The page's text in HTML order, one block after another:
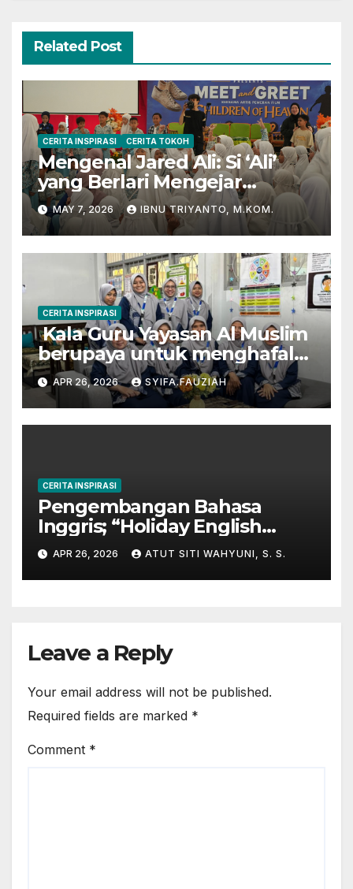
Related Post
CERITA INSPIRASI CERITA TOKOH
Mengenal Jared Ali: Si ‘Ali’
yang Berlari Mengejar
Prestasi di Dunia Film dan
Akademik
MAY 7, 2026 IBNU TRIYANTO, M.KOM.
CERITA INSPIRASI
Kala Guru Yayasan Al Muslim
berupaya untuk menghafal
Al-Qur’an
APR 26, 2026 SYIFA.FAUZIAH
CERITA INSPIRASI
Pengembangan Bahasa
Inggris; “Holiday English
Program” di Kampung
Inggris-Pare
APR 26, 2026 ATUT SITI WAHYUNI, S. S.
Leave a Reply
Your email address will not be published.
Required fields are marked *
Comment *